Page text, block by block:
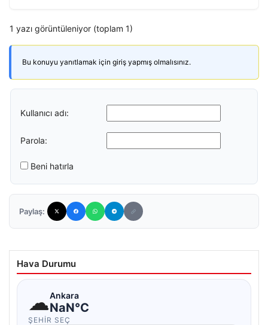
1 yazı görüntüleniyor (toplam 1)
Bu konuyu yanıtlamak için giriş yapmış olmalısınız.
Kullanıcı adı:
Parola:
Beni hatırla
Paylaş:
Hava Durumu
☁Ankara
NaN°C
ŞEHIR SEÇ